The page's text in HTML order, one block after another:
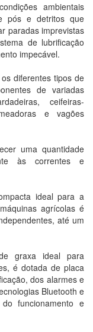
ambientais
pós e detritos que
paradas imprevistas
de lubrificação
impecável.
diferentes tipos de
de variadas
ceifeiras-
e vagões
uma quantidade
às correntes e
ideal para a
agrícolas é
até um
graxa ideal para
é dotada de placa
dos alarmes e
Bluetooth e
funcionamento e